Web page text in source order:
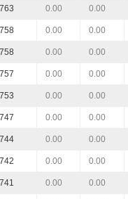
763 0.00 0.00
758 0.00 0.00
758 0.00 0.00
757 0.00 0.00
753 0.00 0.00
747 0.00 0.00
744 0.00 0.00
742 0.00 0.00
741 0.00 0.00